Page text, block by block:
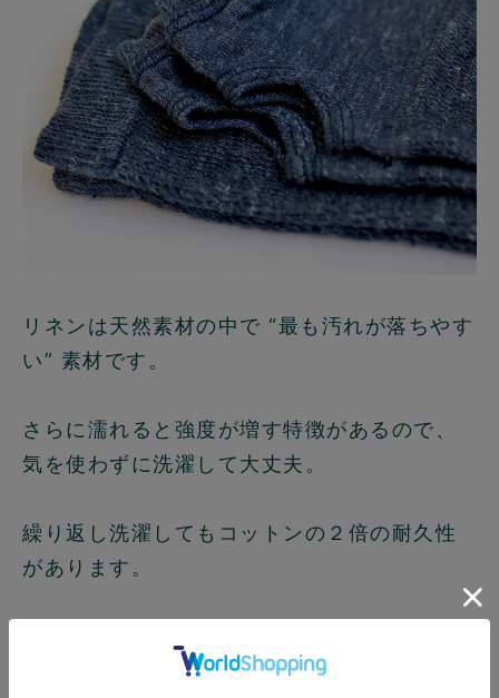
リネンは天然素材の中で “最も汚れが落ちやす
い” 素材です。
さらに濡れると強度が増す特徴があるので、
気を使わずに洗濯して大丈夫。
繰り返し洗濯してもコットンの２倍の耐久性
があります。
で、臭いも抑える効果もあるんですよ。